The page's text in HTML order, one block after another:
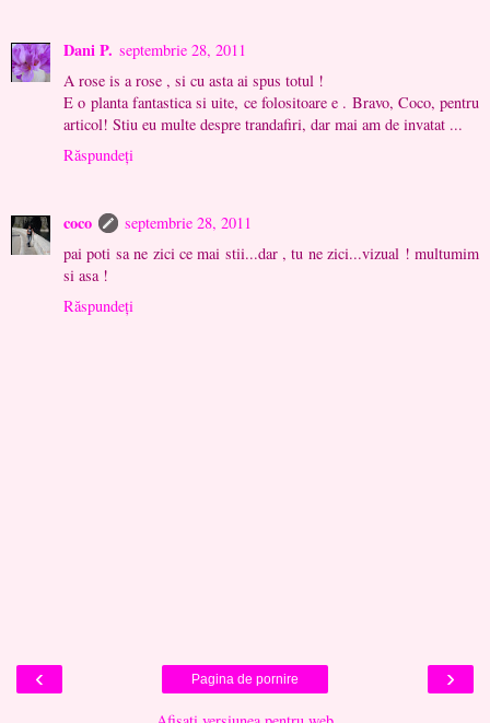
Dani P. septembrie 28, 2011
A rose is a rose , si cu asta ai spus totul !
E o planta fantastica si uite, ce folositoare e . Bravo, Coco, pentru
articol! Stiu eu multe despre trandafiri, dar mai am de invatat ...
Răspundeți
coco
septembrie 28, 2011
pai poti sa ne zici ce mai stii...dar , tu ne zici...vizual ! multumim
si asa !
Răspundeți
‹ ›
Pagina de pornire